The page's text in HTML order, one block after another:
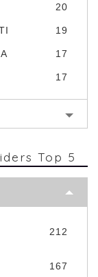
20
19
17
17
Top 5
212
167